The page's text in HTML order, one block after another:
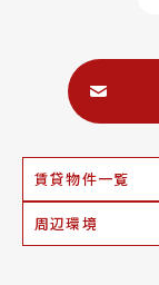
賃貸物件一覧
周辺環境